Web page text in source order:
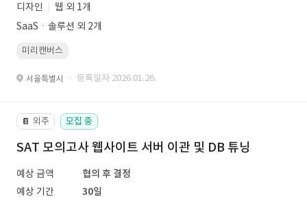
디자인
웹 외 1개
SaaSㆍ솔루션 외 2개
미리캔버스
서울특별시 · 등록일자 2026.01.26.
📔 외주 모집 중
SAT 모의고사 웹사이트 서버 이관 및 DB 튜닝
예상 금액
협의 후 결정
예상 기간
30일